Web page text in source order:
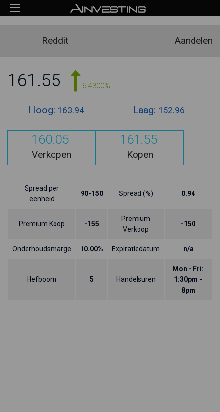
Reddit Aandelen
161.55 6.4300%
Hoog: 163.94 Laag: 152.96
160.05
Verkopen
161.55
Kopen
Spread per
eenheid
90-150 Spread (%) 0.94
Premium Koop -155
Premium
Verkoop
-150
Onderhoudsmarge 10.00% Expiratiedatum n/a
Hefboom 5 Handelsuren
Mon - Fri:
1:30pm -
8pm